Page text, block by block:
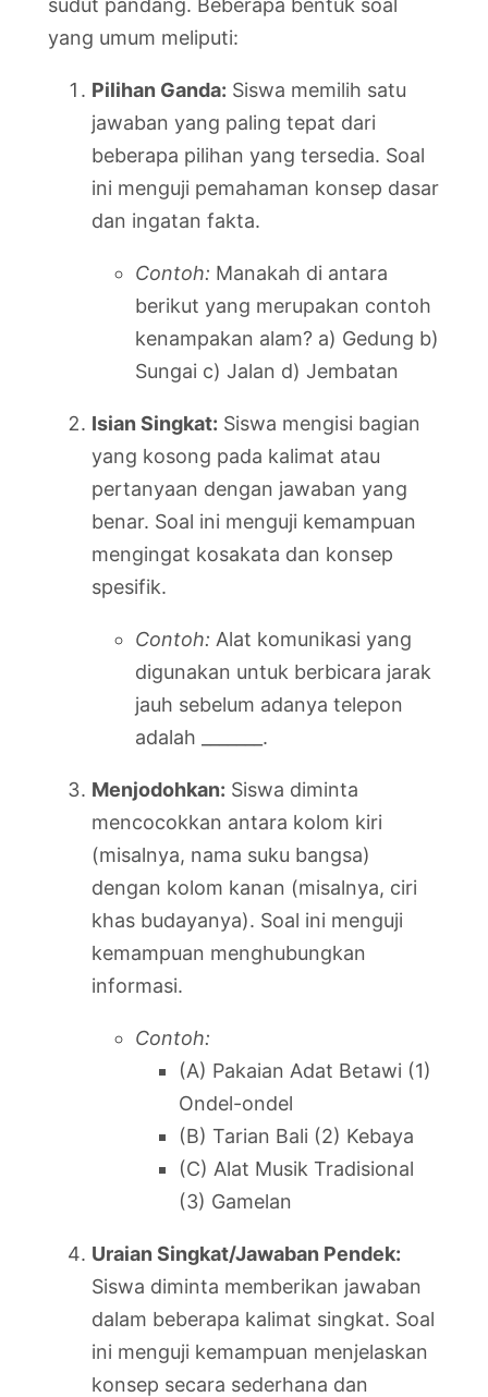
sudut pandang. Beberapa bentuk soal
yang umum meliputi:
Pilihan Ganda: Siswa memilih satu
jawaban yang paling tepat dari
beberapa pilihan yang tersedia. Soal
ini menguji pemahaman konsep dasar
dan ingatan fakta.
Contoh: Manakah di antara
berikut yang merupakan contoh
kenampakan alam? a) Gedung b)
Sungai c) Jalan d) Jembatan
Isian Singkat: Siswa mengisi bagian
yang kosong pada kalimat atau
pertanyaan dengan jawaban yang
benar. Soal ini menguji kemampuan
mengingat kosakata dan konsep
spesifik.
Contoh: Alat komunikasi yang
digunakan untuk berbicara jarak
jauh sebelum adanya telepon
adalah _______.
Menjodohkan: Siswa diminta
mencocokkan antara kolom kiri
(misalnya, nama suku bangsa)
dengan kolom kanan (misalnya, ciri
khas budayanya). Soal ini menguji
kemampuan menghubungkan
informasi.
Contoh:
(A) Pakaian Adat Betawi (1)
Ondel-ondel
(B) Tarian Bali (2) Kebaya
(C) Alat Musik Tradisional
(3) Gamelan
Uraian Singkat/Jawaban Pendek:
Siswa diminta memberikan jawaban
dalam beberapa kalimat singkat. Soal
ini menguji kemampuan menjelaskan
konsep secara sederhana dan